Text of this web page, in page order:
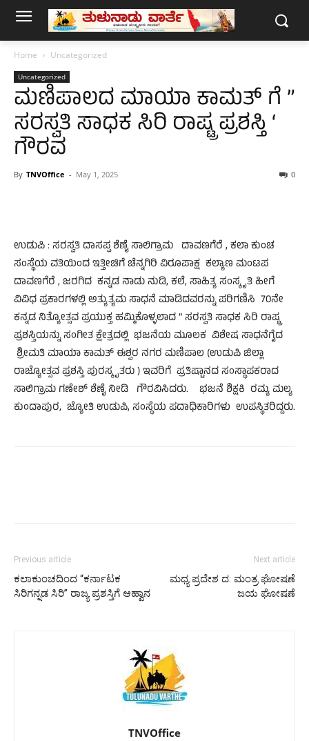
Home Uncategorized
Uncategorized
ಮಣಿಪಾಲದ ಮಾಯಾ ಕಾಮತ್ ಗೆ ”
ಸರಸ್ವತಿ ಸಾಧಕ ಸಿರಿ ರಾಷ್ಟ್ರ ಪ್ರಶಸ್ತಿ ‘
ಗೌರವ
By TNVOffice - May 1, 2025 0
ಉಡುಪಿ : ಸರಸ್ವತಿ ದಾಸಪ್ಪ ಶೆಣೈ ಸಾಲಿಗ್ರಾಮ ದಾವಣಗೆರೆ , ಕಲಾ ಕುಂಚ
ಸಂಸ್ಥೆಯ ವತಿಯಿಂದ ಇತ್ತೀಚಿಗೆ ಚೆನ್ನಗಿರಿ ವಿರೂಪಾಕ್ಷ ಕಲ್ಯಾಣ ಮಂಟಪ
ದಾವಣಗೆರೆ , ಜರಗಿದ ಕನ್ನಡ ನಾಡು ನುಡಿ, ಕಲೆ, ಸಾಹಿತ್ಯ ಸಂಸ್ಕೃತಿ ಹೀಗೆ
ವಿವಿಧ ಪ್ರಕಾರಗಳಲ್ಲಿ ಅತ್ಯುತ್ಯಮ ಸಾಧನೆ ಮಾಡಿದವರನ್ನು ಪರಿಗಣಿಸಿ 70ನೇ
ಕನ್ನಡ ನಿತ್ಯೋತ್ಸವ ಪ್ರಯುಕ್ತ ಹಮ್ಮಿಕೊಳ್ಳಲಾದ ” ಸರಸ್ವತಿ ಸಾಧಕ ಸಿರಿ ರಾಷ್ಟ್ರ
ಪ್ರಶಸ್ತಿಯನ್ನು ಸಂಗೀತ ಕ್ಷೇತ್ರದಲ್ಲಿ ಭಜನೆಯ ಮೂಲಕ ವಿಶೇಷ ಸಾಧನೆಗೈದ
ಶ್ರೀಮತಿ ಮಾಯಾ ಕಾಮತ್ ಈಶ್ವರ ನಗರ ಮಣಿಪಾಲ (ಉಡುಪಿ ಜಿಲ್ಲಾ
ರಾಜ್ಯೋತ್ಸವ ಪ್ರಶಸ್ತಿ ಪುರಸ್ಕೃತರು ) ಇವರಿಗೆ ಪ್ರತಿಷ್ಟಾನದ ಸಂಸ್ಥಾಪಕರಾದ
ಸಾಲಿಗ್ರಾಮ ಗಣೇಶ್ ಶೆಣೈ ನೀಡಿ ಗೌರವಿಸಿದರು. ಭಜನೆ ಶಿಕ್ಷಕಿ ರಮ್ಯ ಮಲ್ಯ
ಕುಂದಾಪುರ, ಜ್ಯೋತಿ ಉಡುಪಿ, ಸಂಸ್ಥೆಯ ಪದಾಧಿಕಾರಿಗಳು ಉಪಸ್ಥಿತರಿದ್ದರು.
Previous article
ಕಲಾಕುಂಚದಿಂದ “ಕರ್ನಾಟಕ
ಸಿರಿಗನ್ನಡ ಸಿರಿ” ರಾಜ್ಯ ಪ್ರಶಸ್ತಿಗೆ ಆಹ್ವಾನ
Next article
ಮಧ್ಯ ಪ್ರದೇಶ ದ: ಮಂತ್ರ ಘೋಷಣೆ
ಜಯ ಘೋಷಣೆ
TNVOffice